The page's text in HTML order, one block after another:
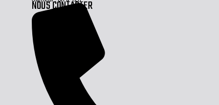
NOUS CONTACTER